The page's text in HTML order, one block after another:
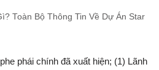
Toàn Bộ Thông Tin Về Dự Án Star
phái chính đã xuất hiện; (1) Lãnh